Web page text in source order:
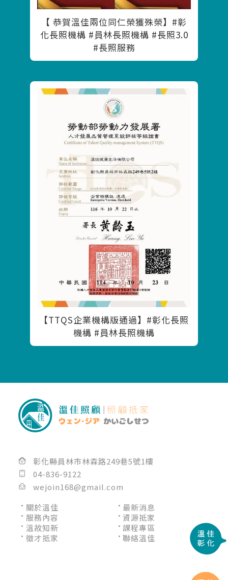
【 恭賀溫佳兩位同仁榮獲殊榮】#彰
化長照機構 #員林長照機構 #長照3.0
#長照服務
【TTQS企業機構版通過】#彰化長照
機構 #員林長照機構
04-836-9122
wejoin168@gmail.com
彰化縣員林市林森路249巷5號1樓
關於溫佳
最新消息
服務內容
資源抵家
溫故知新
課程專區
徵才抵家
聯絡溫佳